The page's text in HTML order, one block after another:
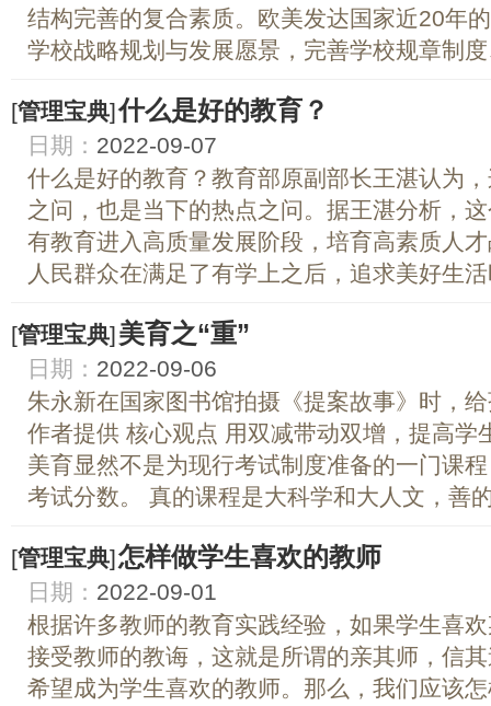
结构完善的复合素质。欧美发达国家近20年
学校战略规划与发展愿景，完善学校规章制
[管理宝典]什么是好的教育？
日期： 2022-09-07
什么是好的教育？教育部原副部长王湛认为
之问，也是当下的热点之问。据王湛分析，
有教育进入高质量发展阶段，培育高素质人
人民群众在满足了有学上之后，追求美好生
[管理宝典]美育之“重”
日期： 2022-09-06
朱永新在国家图书馆拍摄《提案故事》时，
作者提供 核心观点 用双减带动双增，提高学
美育显然不是为现行考试制度准备的一门课
考试分数。 真的课程是大科学和大人文，善
[管理宝典]怎样做学生喜欢的教师
日期： 2022-09-01
根据许多教师的教育实践经验，如果学生喜
接受教师的教诲，这就是所谓的亲其师，信
希望成为学生喜欢的教师。那么，我们应该